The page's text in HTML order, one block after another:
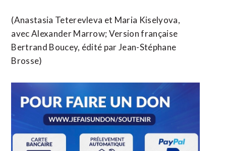
(Anastasia Teterevleva et Maria Kiselyova,
avec Alexander Marrow; Version française
Bertrand Boucey, édité par Jean-Stéphane
Brosse)